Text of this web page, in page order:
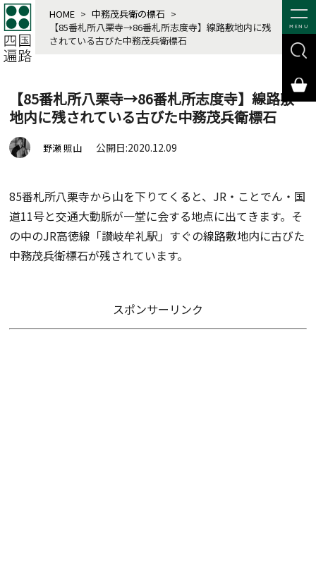
MENU
HOME > 中務茂兵衛の標石 >
【85番札所八栗寺→86番札所志度寺】線路敷地内に残
されている古びた中務茂兵衛標石
【85番札所八栗寺→86番札所志度寺】線路敷
地内に残されている古びた中務茂兵衛標石
野瀬 照山 公開日:2020.12.09
85番札所八栗寺から山を下りてくると、JR・ことでん・国
道11号と交通大動脈が一堂に会する地点に出てきます。そ
の中のJR高徳線「讃岐牟礼駅」すぐの線路敷地内に古びた
中務茂兵衛標石が残されています。
スポンサーリンク